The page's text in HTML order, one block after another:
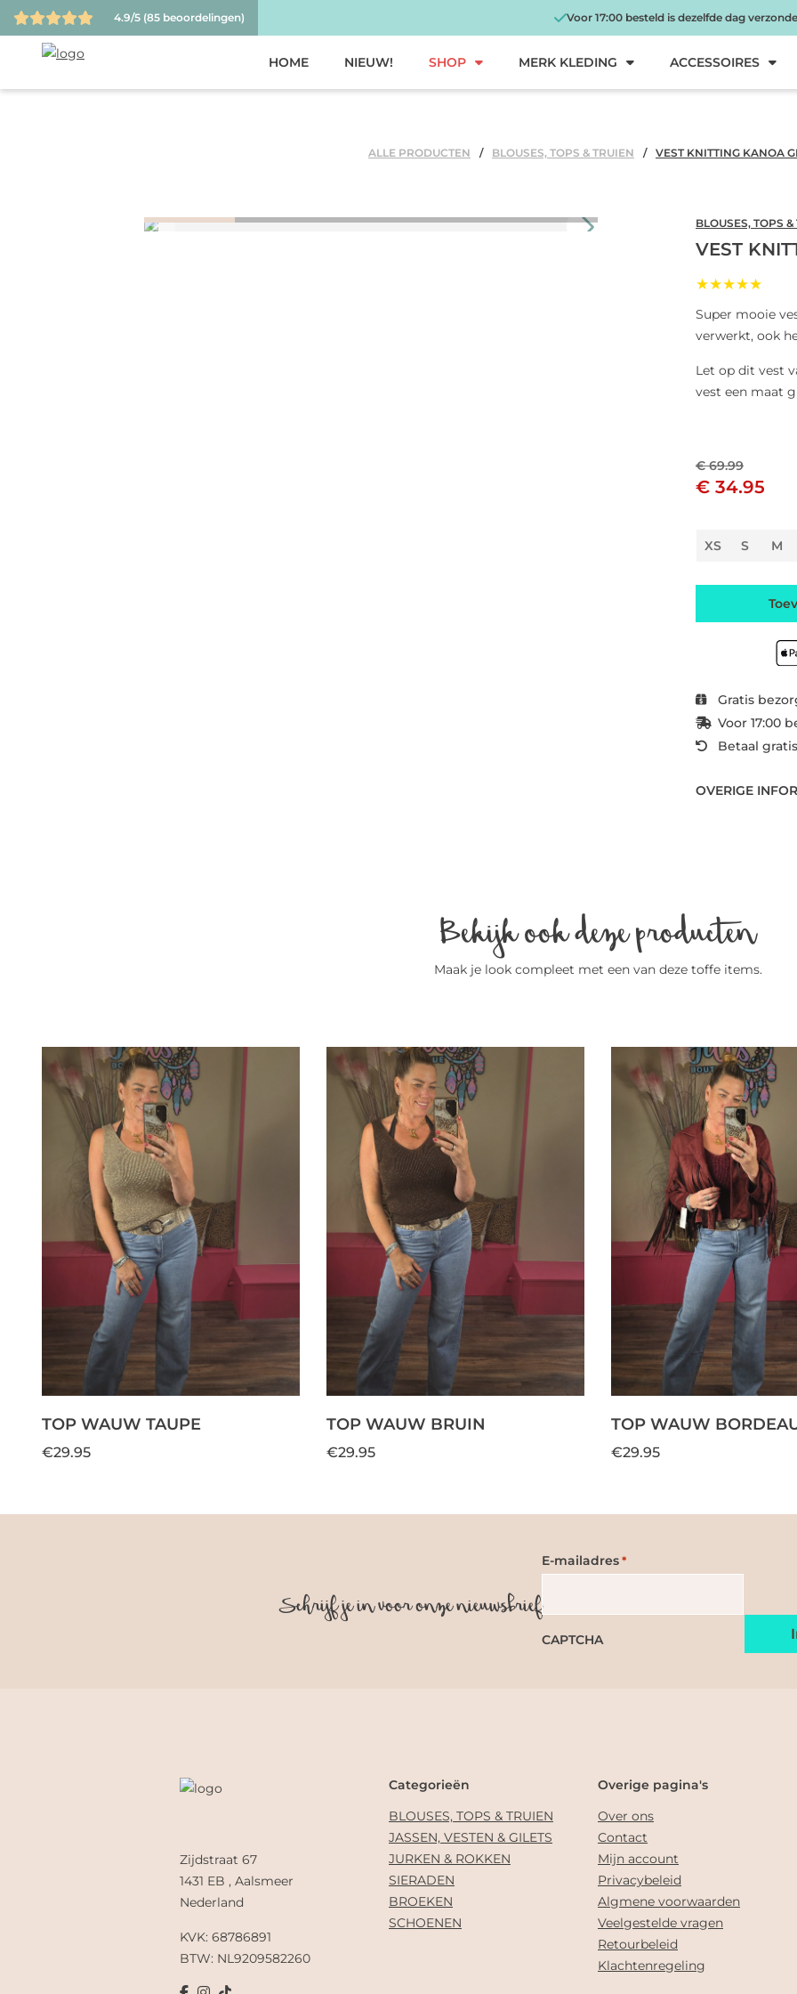
4.9/5 (85 beoordelingen) Voor 17:00 besteld is dezelfde dag
HOME NIEUW! SHOP MERK KLEDING ACCESSOIRES
ALLE PRODUCTEN BLOUSES, TOPS & TRUIEN VEST KNITTING KANOA
BLOUSES, TOPS
VEST
★★★★★
Super mooie
verwerkt, ook
Let op dit vest
vest een maat
€ 69.99
€ 34.95
XS S M
Gratis
Voor 17:00
Betaal
OVERIGE
Bekijk ook deze producten
Maak je look compleet met een van deze toffe items.
TOP WAUW TAUPE
€29.95
TOP WAUW BRUIN
€29.95
TOP WAUW
€29.95
Schrijf je in voor onze nieuwsbrief
E-mailadres *
CAPTCHA
Zijdstraat 67
1431 EB , Aalsmeer
Nederland
KVK: 68786891
BTW: NL9209582260
Categorieën
BLOUSES, TOPS & TRUIEN
JASSEN, VESTEN & GILETS
JURKEN & ROKKEN
SIERADEN
BROEKEN
SCHOENEN
Overige pagina's
Over ons
Contact
Mijn account
Privacybeleid
Algmene voorwaarden
Veelgestelde vragen
Retourbeleid
Klachtenregeling